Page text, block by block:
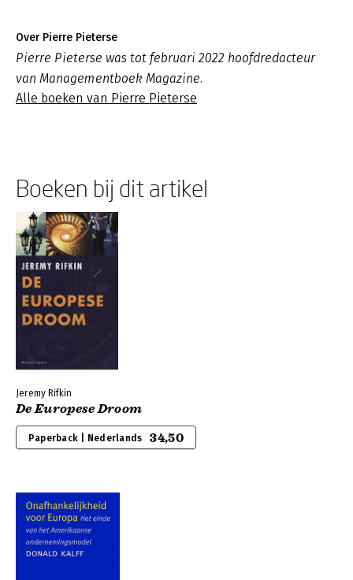
Over Pierre Pieterse
Pierre Pieterse was tot februari 2022 hoofdredacteur
van Managementboek Magazine.
Alle boeken van Pierre Pieterse
Boeken bij dit artikel
Jeremy Rifkin
De Europese Droom
Paperback | Nederlands 34,50